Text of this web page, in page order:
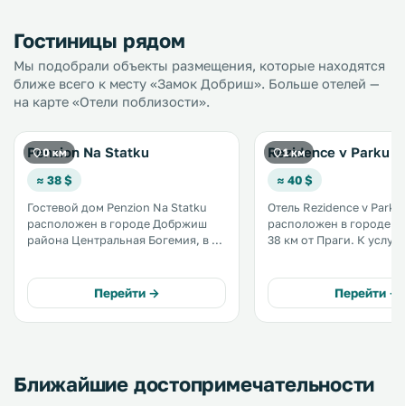
Гостиницы рядом
Мы подобрали объекты размещения, которые находятся
ближе всего к месту «Замок Добриш». Больше отелей —
на карте «Отели поблизости».
0 км
Penzion Na Statku
≈ 38 $
Гостевой дом Penzion Na Statku
расположен в городе Добржиш
района Центральная Богемия, в 38
площадка, ресторан, бесплатная
частная парковка и бесплатный
Wi-Fi. .
Перейти →
1 км
Rezidence v Parku
≈ 40 $
Отель Rezidence v Parku
расположен в городе
38 км от Праги. К услугам гостей
бесплатная частная
Кухня каждых
оснащена духовкой и
Перейти →
Ближайшие достопримечательности